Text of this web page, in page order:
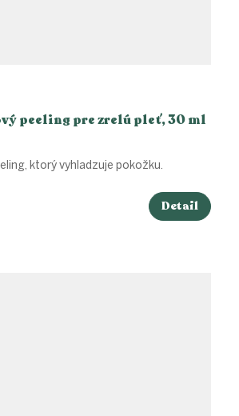
peeling pre zrelú pleť, 30 ml
Detail
ktorý vyhladzuje pokožku.